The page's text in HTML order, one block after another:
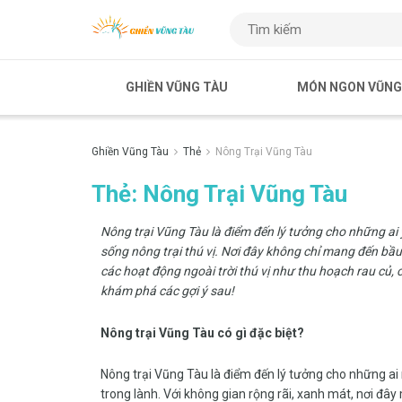
GHIỀN VŨNG TÀU MÓN NGON
Ghiền Vũng Tàu Thẻ Nông Trại Vũng Tàu
Thẻ: Nông Trại Vũng Tàu
Nông trại Vũng Tàu là điểm đến lý tưởng cho những
sống nông trại thú vị. Nơi đây không chỉ mang đến
các hoạt động ngoài trời thú vị như thu hoạch rau củ,
khám phá các gợi ý sau!
Nông trại Vũng Tàu có gì đặc biệt?
Nông trại Vũng Tàu là điểm đến lý tưởng cho những
trong lành. Với không gian rộng rãi, xanh mát, nơi